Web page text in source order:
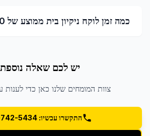
כמה זמן לוקח ניקיון בית ממוצע של 100 מ״ר?
יש לכם שאלה
צוות המומחים שלנו כאן כדי
התקשרו עכשיו: 054-742-5434